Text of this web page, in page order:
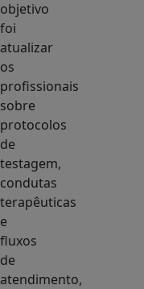
objetivo
foi
atualizar
os
profissionais
sobre
protocolos
de
testagem,
condutas
terapêuticas
e
fluxos
de
atendimento,